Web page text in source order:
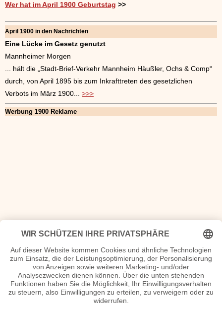
Wer hat im April 1900 Geburtstag >>
April 1900 in den Nachrichten
Eine Lücke im Gesetz genutzt
Mannheimer Morgen
... hält die „Stadt-Brief-Verkehr Mannheim Häußler, Ochs & Comp“
durch, von April 1895 bis zum Inkrafttreten des gesetzlichen
Verbots im März 1900... >>>
Werbung 1900 Reklame